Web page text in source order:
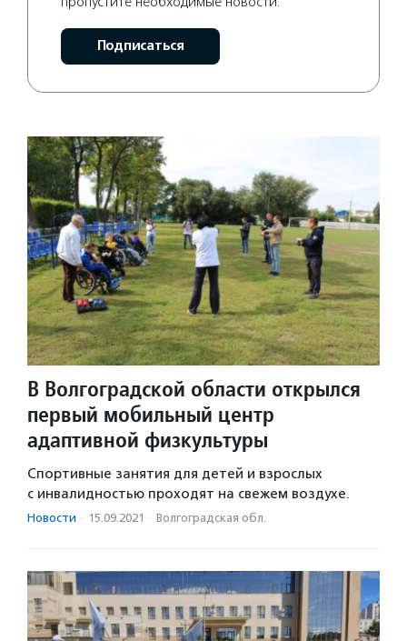
Подписаться
В Волгоградской области открылся
первый мобильный центр
адаптивной физкультуры
Спортивные занятия для детей и взрослых
с инвалидностью проходят на свежем воздухе.
Новости · 15.09.2021 · Волгоградская обл.